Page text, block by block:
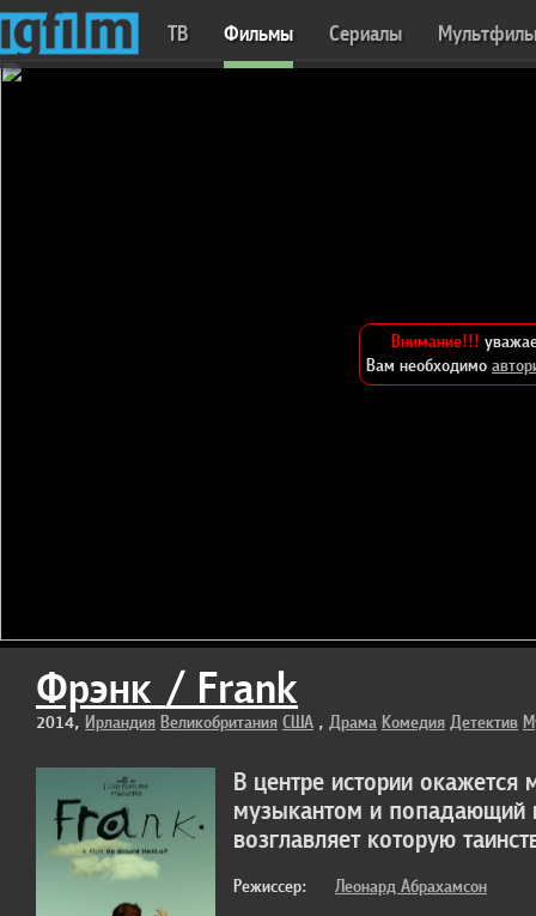
ТВ Фильмы Сериалы
Внимание!!!
Вам необходимо
Фрэнк / Frank
2014, Ирландия Великобритания США , Драма Комедия Детектив
В центре истории
музыкантом и попадающий
возглавляет которую
Режиссер:
Леонард Абрахамсон